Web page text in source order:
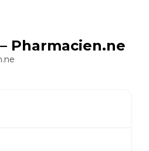
– Pharmacien.ne